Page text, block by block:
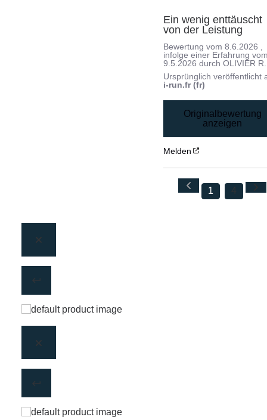
Ein wenig enttäuscht
von der Leistung
Bewertung vom8.6.2026 ,
infolge einer Erfahrung
9.5.2026 durchOLIVIER R.
Ursprünglich veröffentlicht
i-run.fr (fr)
Originalbewertung
anzeigen
Melden
1 4